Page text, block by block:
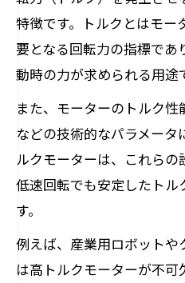
特徴です。トルクとはモー
要となる回転力の指標で
動時の力が求められる用途
また、モーターのトルク
などの技術的なパラメータ
ルクモーターは、これらの
低速回転でも安定したト
す。
例えば、産業用ロボットや
は高トルクモーターが不